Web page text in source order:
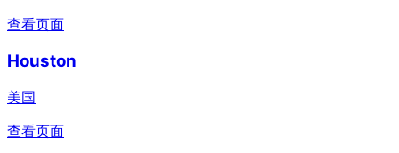
查看页面
Houston
美国
查看页面